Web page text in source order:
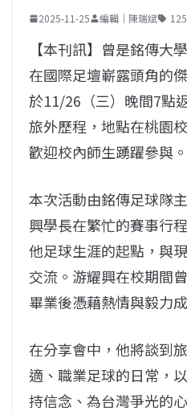
2025-11-25 編輯｜陳瑞斌
【本刊訊】曾是銘傳大
在國際足壇嶄露頭角的
於11/26（三）晚間7點
旅外歷程，地點在桃園
歡迎校內師生踴躍參與。
本次活動由銘傳足球隊
興學長在繁忙的賽事行
他足球生涯的起點，與
交流。游耀興在校期間
畢業後憑藉熱情與毅力
在分享會中，他將談到
適、職業足球的日常，
持信念、為台灣爭光的